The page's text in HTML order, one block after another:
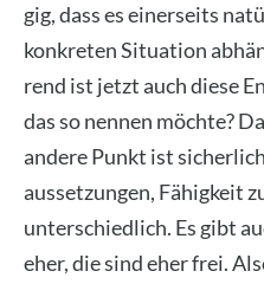
gig, dass es einer­seits
kon­kre­ten Situa­ti­on
rend ist jetzt auch die­se
das so nen­nen möch­te?
ande­re Punkt ist
aus­set­zun­gen, Fähig­keit
unter­schied­lich. Es gibt
eher, die sind eher frei.